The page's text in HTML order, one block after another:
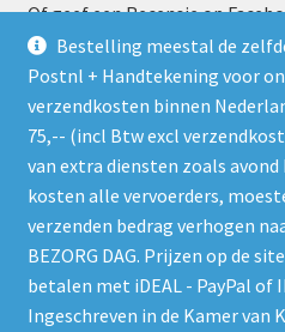
Bestelling meestal de
Postnl + Handtekening voor
verzendkosten binnen
75,-- (incl Btw excl
van extra diensten zoals
kosten alle vervoerders,
verzenden bedrag verhogen
BEZORG DAG. Prijzen op de
betalen met iDEAL - PayPal of
Ingeschreven in de Kamer van
Of geef een Recensie op
Gebruik de RSS feed. Zie gelijk
worden geplaatst